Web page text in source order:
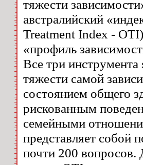
тяжести
австралийский
Treatment Index -
«профиль
Все три
тяжести самой
состоянием общего
рискованным
семейными
представляет собой
почти 200 вопросов.